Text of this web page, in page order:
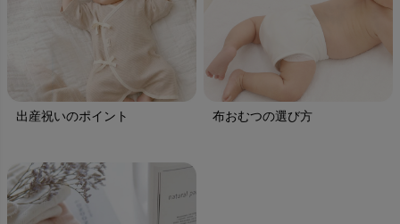
出産祝いのポイント 布おむつの選び方